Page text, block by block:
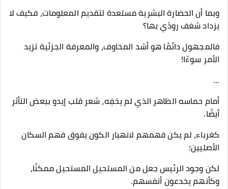
وبما أن الحضارة البشرية مستعدة لتقديم المعلومات، فكيف لا
يزداد شغف رودّي بها؟
فالمجهول دائمًا هو أشد المخاوف، والمعرفة الجزئية تزيد
الأمر سوءًا!
...
أمام حماسه الظاهر الذي لم يخفِه، شعر قلب إيدو ببعض التأثر
أيضًا.
كغرباء، لم يكن فهمهم لانهيار الكون يفوق فهم السكان
الأصليين؛
لكن وجود الرئيس جعل من المستحيل المستحيل ممكنًا،
وكأنهم يخدعون أنفسهم.